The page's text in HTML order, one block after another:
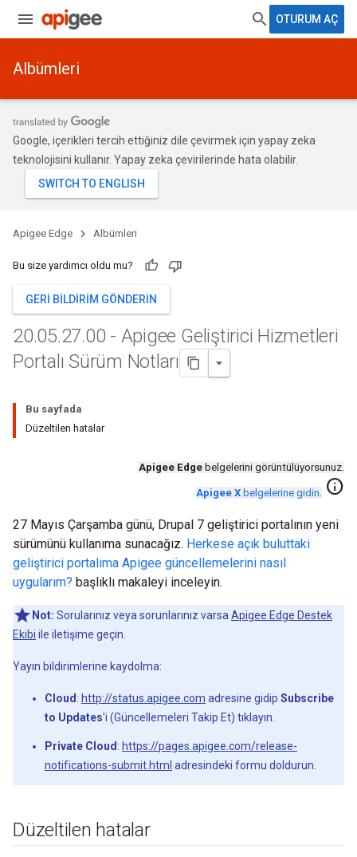
OTURUM AÇ
Albümleri
Google, içerikleri tercih ettiğiniz dile çevirmek için yapay zeka
teknolojisini kullanır. Yapay zeka çevirilerinde hata olabilir.
Apigee Edge Albümleri
Bu size yardımcı oldu mu?
GERI BILDIRIM GÖNDERIN
20.05.27.00 - Apigee Geliştirici Hizmetleri
Portalı Sürüm Notları
Bu sayfada
Düzeltilen hatalar
Apigee Edge belgelerini görüntülüyorsunuz.
Apigee X belgelerine gidin. info
27 Mayıs Çarşamba günü, Drupal 7 geliştirici portalının yeni
sürümünü kullanıma sunacağız. Herkese açık buluttaki
geliştirici portalıma Apigee güncellemelerini nasıl
uygularım? başlıklı makaleyi inceleyin.
Not: Sorularınız veya sorunlarınız varsa Apigee Edge Destek
Ekibi ile iletişime geçin.
Yayın bildirimlerine kaydolma:
Cloud : http://status.apigee.com adresine gidip Subscribe
to Updates'i (Güncellemeleri Takip Et) tıklayın.
Private Cloud : https://pages.apigee.com/release-
notifications-submit.html adresindeki formu doldurun.
Düzeltilen hatalar